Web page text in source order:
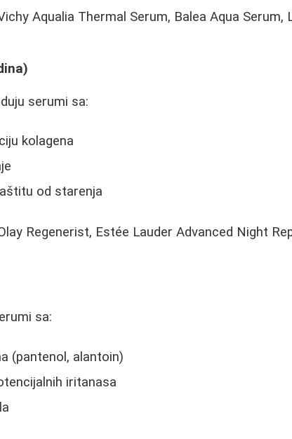
Aqualia Thermal Serum, Balea Aqua Serum,
serumi sa:
kolagena
od starenja
Regenerist, Estée Lauder Advanced Night
sa:
(pantenol, alantoin)
iritanasa